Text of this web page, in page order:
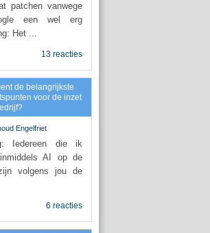
patchen vanwege
een wel erg
Het ...
13 reacties
de belangrijkste
voor de inzet
Engelfriet
Iedereen die ik
AI op de
volgens jou de
6 reacties